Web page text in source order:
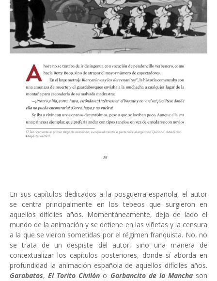
En sus capítulos dedicados a la posguerra española, el autor
se centra principalmente en los tebeos que surgieron en
aquellos difíciles años. Momentáneamente, deja de lado el
mundo de la animación y se detiene en las viñetas y la censura
a la que se vieron sometidas por el régimen franquista. No, no
se trata de un despiste del autor, sino una manera de
contextualizar los capítulos posteriores, donde sí aborda en
profundidad la animación española de aquellos difíciles años.
Garabatos,El Torito Civilón o Garbancito de la Manchason